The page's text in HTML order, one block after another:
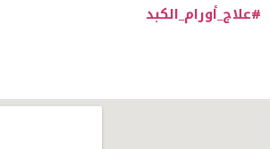
#علاج_أورام_الكبد